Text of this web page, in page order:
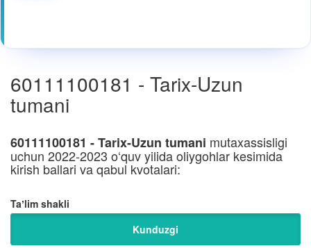
60111100181 - Tarix-Uzun
tumani
60111100181 - Tarix-Uzun tumani mutaxassisligi
uchun 2022-2023 o‘quv yilida oliygohlar kesimida
kirish ballari va qabul kvotalari:
Taʼlim shakli
Kunduzgi